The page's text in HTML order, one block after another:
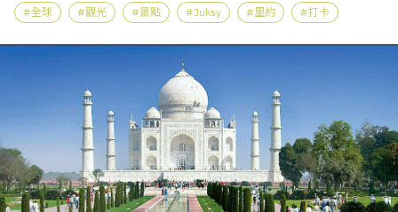
全球 觀光 景點 Juksy 里約 打卡